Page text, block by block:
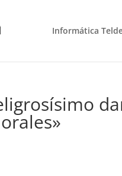
Informática